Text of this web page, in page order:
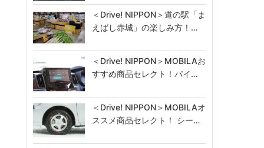
＜Drive! NIPPON＞道の駅「ま
えばし赤城」の楽しみ方！…
＜Drive! NIPPON＞MOBILAお
すすめ商品セレクト！パイ…
＜Drive! NIPPON＞MOBILAオ
ススメ商品セレクト！ シー…